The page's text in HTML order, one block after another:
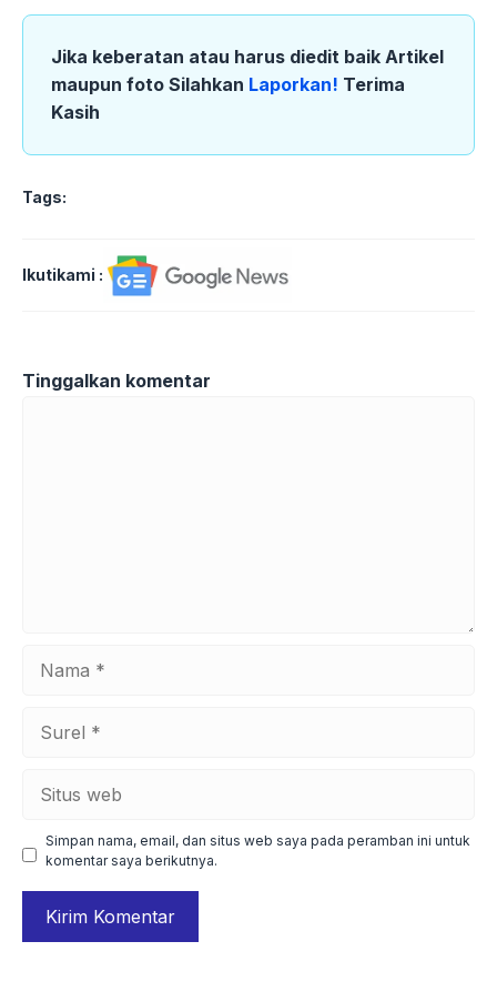
Jika keberatan atau harus diedit baik Artikel
maupun foto Silahkan Laporkan! Terima
Kasih
Tags:
Ikutikami :
Tinggalkan komentar
Simpan nama, email, dan situs web saya pada peramban ini untuk
komentar saya berikutnya.